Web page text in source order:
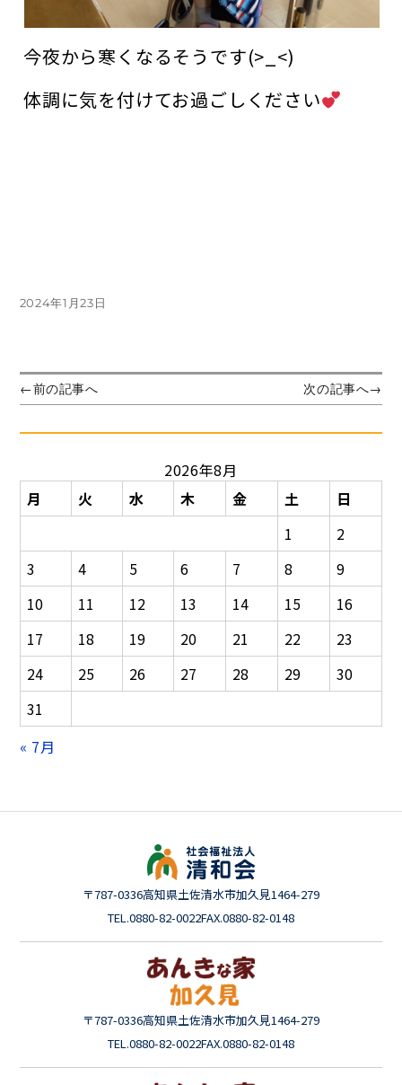
今夜から寒くなるそうです(>_<)
体調に気を付けてお過ごしください
投
2024年1月23日
投
稿
ナ
ゲ
ー
シ
ン
前
の
稿:
←前の記事へ
の
稿:
次の記事へ→
2026年8月
月
火 水 木 金 土
日
1
2
3
4 5 6 7 8
9
10
11 12 13 14 15
16
17
18 19 20 21 22
23
24
25 26 27 28 29
30
31
« 7月
〒787-0336高知県土佐清水市加久見1464-279
TEL.0880-82-0022FAX.0880-82-0148
〒787-0336高知県土佐清水市加久見1464-279
TEL.0880-82-0022FAX.0880-82-0148